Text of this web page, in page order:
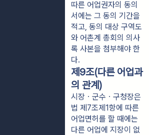
따른 어업권자의 동의
서에는 그 동의 기간을
적고, 동의 대상 구역도
와 어촌계 총회의 의사
록 사본을 첨부해야 한
다.
제9조(다른 어업과
의 관계)
시장ㆍ군수ㆍ구청장은
법 제7조제1항에 따른
어업면허를 할 때에는
다른 어업에 지장이 없